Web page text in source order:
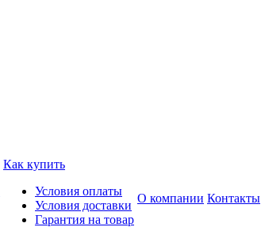
Как купить
Условия оплаты
Условия доставки
Гарантия на товар
О компании Контакты